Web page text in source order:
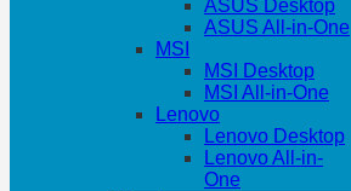
ASUS Desktop
ASUS All-in-One
MSI
MSI Desktop
MSI All-in-One
Lenovo
Lenovo Desktop
Lenovo All-in-
One